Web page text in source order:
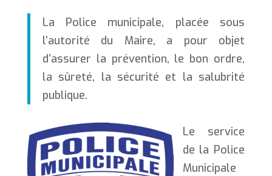
La Police municipale, placée sous
l’autorité du Maire, a pour objet
d’assurer la prévention, le bon ordre,
la sûreté, la sécurité et la salubrité
publique.
Le service
de la Police
Municipale